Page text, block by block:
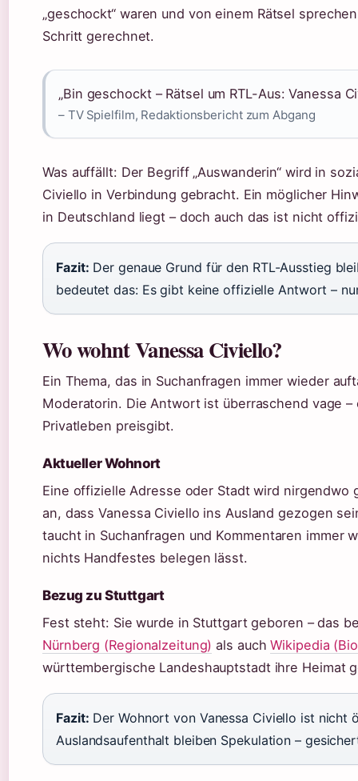
„geschockt“ waren und von einem Rätsel
Schritt gerechnet.
„Bin geschockt – Rätsel um RTL-Aus: Vanessa
– TV Spielfilm, Redaktionsbericht zum Abgang
Was auffällt: Der Begriff „Auswanderin“ wird in
Civiello in Verbindung gebracht. Ein möglicher
in Deutschland liegt – doch auch das ist nicht
Fazit: Der genaue Grund für den RTL-Ausstieg
bedeutet das: Es gibt keine offizielle Antwort –
Wo wohnt Vanessa Civiello?
Ein Thema, das in Suchanfragen immer wieder
Moderatorin. Die Antwort ist überraschend vage
Privatleben preisgibt.
Aktueller Wohnort
Eine offizielle Adresse oder Stadt wird
an, dass Vanessa Civiello ins Ausland gezogen
taucht in Suchanfragen und Kommentaren immer
nichts Handfestes belegen lässt.
Bezug zu Stuttgart
Fest steht: Sie wurde in Stuttgart geboren – das
Nürnberg (Regionalzeitung) als auchWikipedia
württembergische Landeshauptstadt ihre Heimat
Fazit: Der Wohnort von Vanessa Civiello ist nicht
Auslandsaufenthalt bleiben Spekulation –